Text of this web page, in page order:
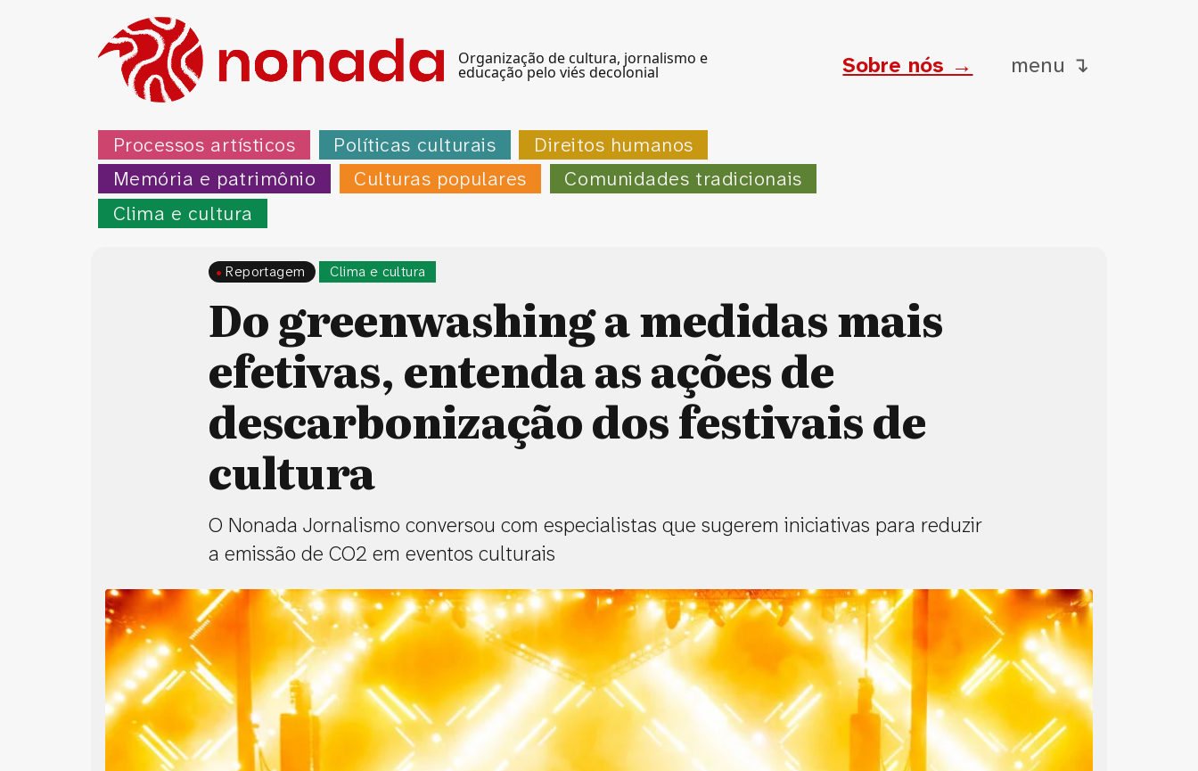
Organização de cultura, jornalismo e
educação pelo viés decolonial Sobre nós → menu ↴
Processos artísticos Políticas culturais
Direitos humanos
Memória e patrimônio
Culturas populares
Comunidades tradicionais
Clima e cultura
Clima e cultura
Reportagem
Do greenwashing a medidas mais
efetivas, entenda as ações de
descarbonização dos festivais de
cultura
O Nonada Jornalismo conversou com especialistas que sugerem iniciativas para reduzir
a emissão de CO2 em eventos culturais